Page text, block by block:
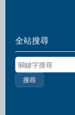
全站搜尋
關鍵字搜尋